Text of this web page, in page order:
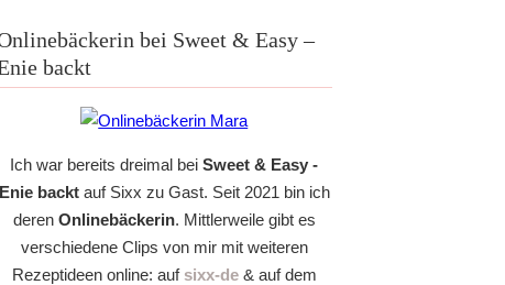
bei Sweet & Easy –
backt
Ich war bereits dreimal beiSweet & Easy -
Enie backtauf Sixx zu Gast. Seit 2021 bin ich
deren Onlinebäckerin. Mittlerweile gibt es
verschiedene Clips von mir mit weiteren
Rezeptideen online: auf sixx-de& auf dem